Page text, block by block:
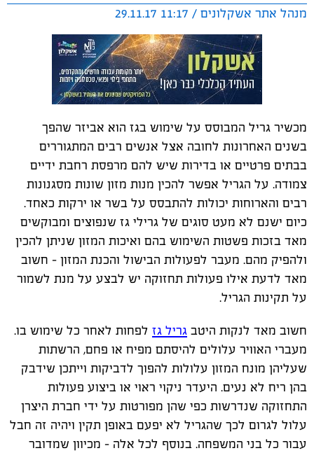
מנהל אתר אשקלונים / 11:17 29.11.17
מכשיר גריל המבוסס על שימוש בגז הוא אביזר שהפך
בשנים האחרונות לחובה אצל אנשים רבים המתגוררים
בבתים פרטיים או בדירות שיש להם מרפסת רחבת ידיים
צמודה. על הגריל אפשר להכין מנות מזון שונות מסגנונות
רבים והארוחות יכולות להתבסס על בשר או ירקות כאחד.
כיום ישנם לא מעט סוגים של גרילי גז שנפוצים ומבוקשים
מאד בזכות פשטות השימוש בהם ואיכות המזון שניתן להכין
ולהפיק מהם. מעבר לפעולות הבישול והכנת המזון - חשוב
מאד לדעת אילו פעולות תחזוקה יש לבצע על מנת לשמור
על תקינות הגריל.
חשוב מאד לנקות היטב גריל גז לפחות לאחר כל שימוש בו.
מעברי האוויר עלולים להיסתם מפיח או פחם, הרשתות
שעליהן מונח המזון עלולות להפוך לדביקות וייתכן שידבק
בהן ריח לא נעים. היעדר ניקוי ראוי או ביצוע פעולות
התחזוקה שנדרשות כפי שהן מפורטות על ידי חברת היצרן
עלול לגרום לכך שהגריל לא יפעם באופן תקין ויהיה זה חבל
עבור כל בני המשפחה. בנוסף לכל אלה - מכיוון שמדובר